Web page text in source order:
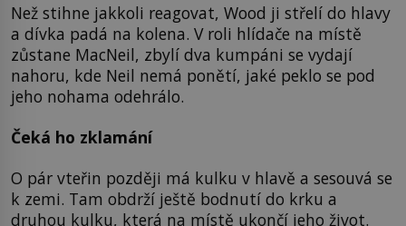
Než stihne jakkoli reagovat, Wood ji střelí do hlavy
a dívka padá na kolena. V roli hlídače na místě
zůstane MacNeil, zbylí dva kumpáni se vydají
nahoru, kde Neil nemá ponětí, jaké peklo se pod
jeho nohama odehrálo.
Čeká ho zklamání
O pár vteřin později má kulku v hlavě a sesouvá se
k zemi. Tam obdrží ještě bodnutí do krku a
druhou kulku, která na místě ukončí jeho život.